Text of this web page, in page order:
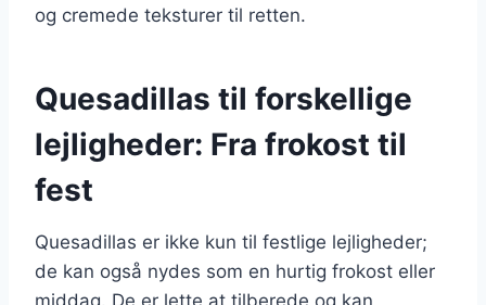
og cremede teksturer til retten.
Quesadillas til forskellige
lejligheder: Fra frokost til
fest
Quesadillas er ikke kun til festlige lejligheder;
de kan også nydes som en hurtig frokost eller
middag. De er lette at tilberede og kan